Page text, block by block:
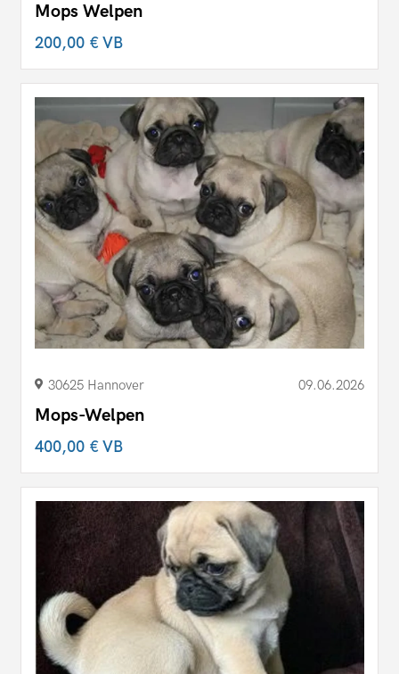
Mops Welpen
200,00 €VB
30625 Hannover 09.06.2026
Mops-Welpen
400,00 €VB